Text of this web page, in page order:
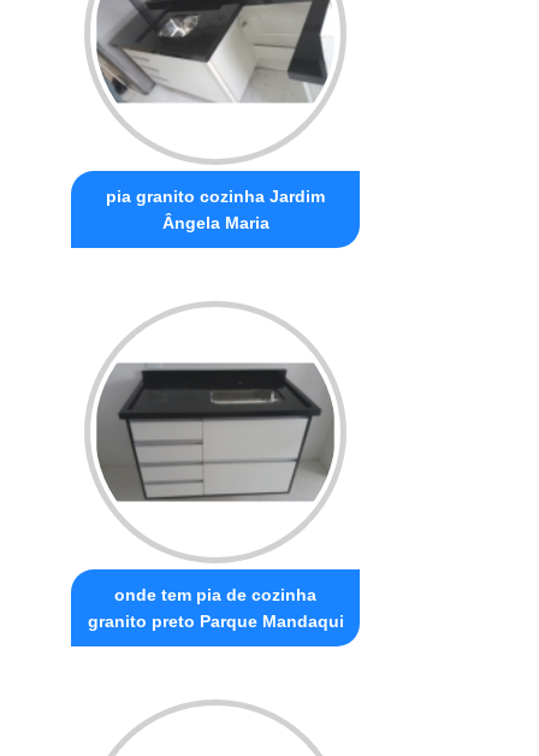
pia granito cozinha Jardim
Ângela Maria
onde tem pia de cozinha
granito preto Parque Mandaqui